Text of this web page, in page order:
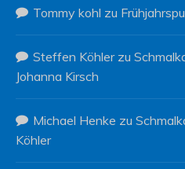
Tommy kohl zu
Steffen Köhlerzu
Johanna Kirsch
Michael Henke zu
Köhler